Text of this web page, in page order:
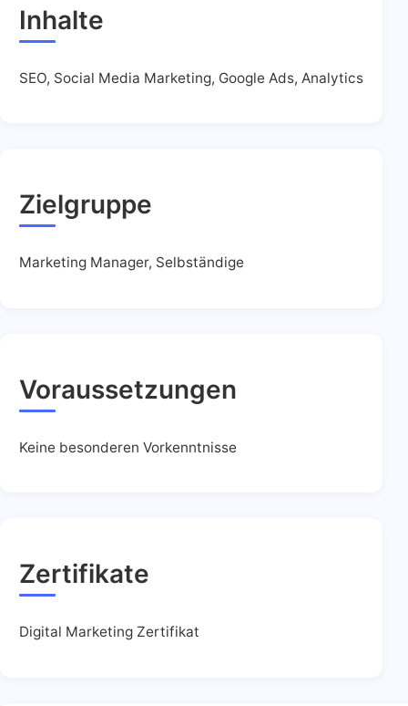
Inhalte
SEO, Social Media Marketing, Google Ads, Analytics
Zielgruppe
Marketing Manager, Selbständige
Voraussetzungen
Keine besonderen Vorkenntnisse
Zertifikate
Digital Marketing Zertifikat